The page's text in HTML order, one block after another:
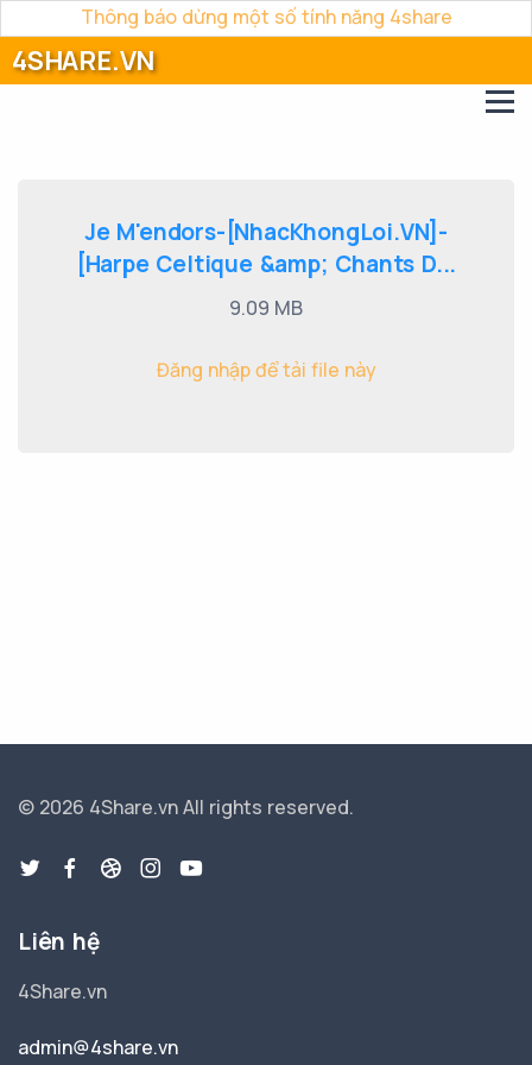
Thông báo dừng một số tính năng 4share
4SHARE.VN
Je M'endors-[NhacKhongLoi.VN]-
[Harpe Celtique &amp; Chants D...
9.09 MB
Đăng nhập để tải file này
© 2026 4Share.vnAll rights reserved.
Liên hệ
4Share.vn
admin@4share.vn